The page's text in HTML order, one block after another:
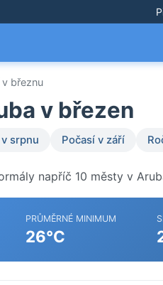
v březnu
v březen
srpnu Počasí v září
napříč 10 městy v
PRŮMĚRNÉ MINIMUM
26°C